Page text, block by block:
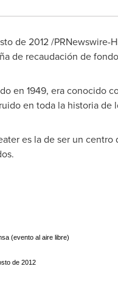
de 2012 /PRNewswire-
de recaudación de
en 1949, era conocido
en toda la historia de
es la de ser un
(evento al aire libre)
de 2012